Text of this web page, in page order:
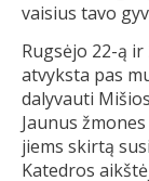
vaisius tavo
Rugsėjo 22-ą
atvyksta pas
dalyvauti
Jaunus
jiems skirtą
Katedros